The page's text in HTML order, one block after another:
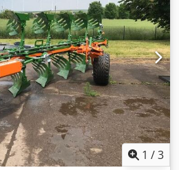
1 /3